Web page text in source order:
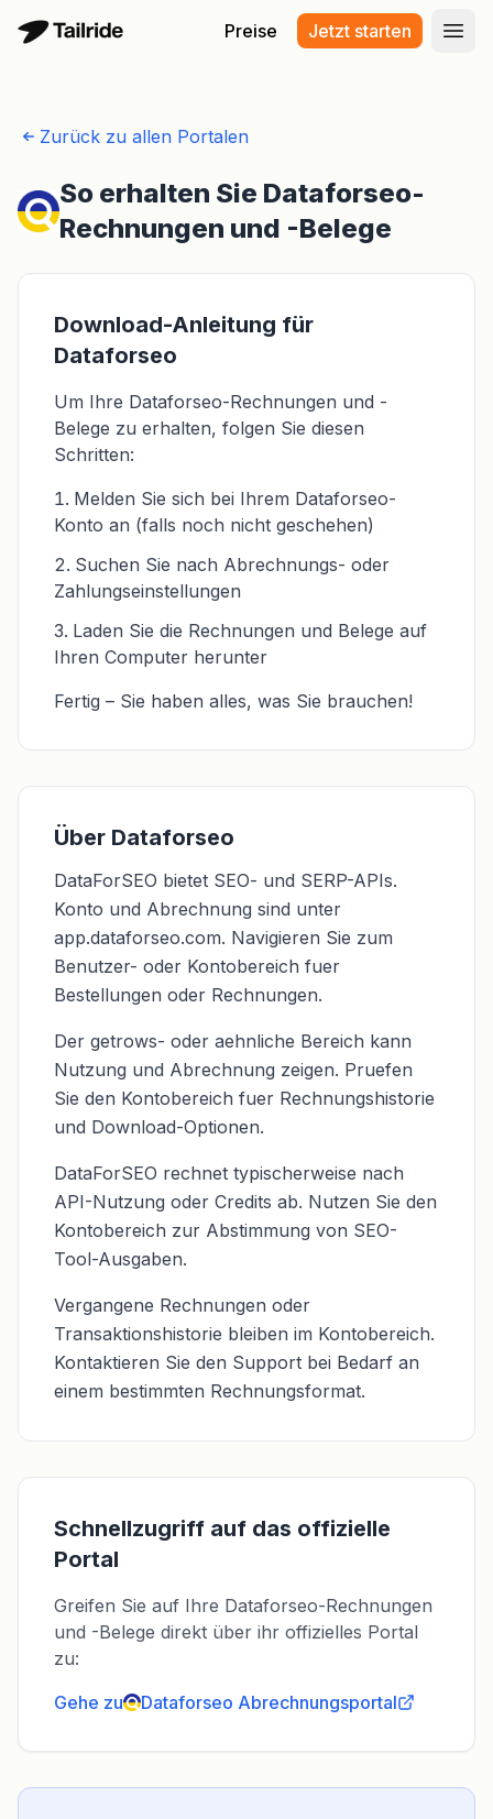
Preise Jetzt starten
Zurück zu allen Portalen
So erhalten Sie Dataforseo-
Rechnungen und -Belege
Download-Anleitung für
Dataforseo
Um Ihre Dataforseo-Rechnungen und -
Belege zu erhalten, folgen Sie diesen
Schritten:
Melden Sie sich bei Ihrem Dataforseo-
Konto an (falls noch nicht geschehen)
Suchen Sie nach Abrechnungs- oder
Zahlungseinstellungen
Laden Sie die Rechnungen und Belege auf
Ihren Computer herunter
Fertig – Sie haben alles, was Sie brauchen!
Über Dataforseo
DataForSEO bietet SEO- und SERP-APIs.
Konto und Abrechnung sind unter
app.dataforseo.com. Navigieren Sie zum
Benutzer- oder Kontobereich fuer
Bestellungen oder Rechnungen.
Der getrows- oder aehnliche Bereich kann
Nutzung und Abrechnung zeigen. Pruefen
Sie den Kontobereich fuer Rechnungshistorie
und Download-Optionen.
DataForSEO rechnet typischerweise nach
API-Nutzung oder Credits ab. Nutzen Sie den
Kontobereich zur Abstimmung von SEO-
Tool-Ausgaben.
Vergangene Rechnungen oder
Transaktionshistorie bleiben im Kontobereich.
Kontaktieren Sie den Support bei Bedarf an
einem bestimmten Rechnungsformat.
Schnellzugriff auf das offizielle
Portal
Greifen Sie auf Ihre Dataforseo-Rechnungen
und -Belege direkt über ihr offizielles Portal
zu:
Gehe zu
Dataforseo Abrechnungsportal